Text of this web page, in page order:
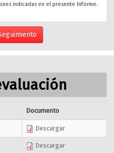
indicadas en el presente Informe.
Documento
Descargar
Descargar